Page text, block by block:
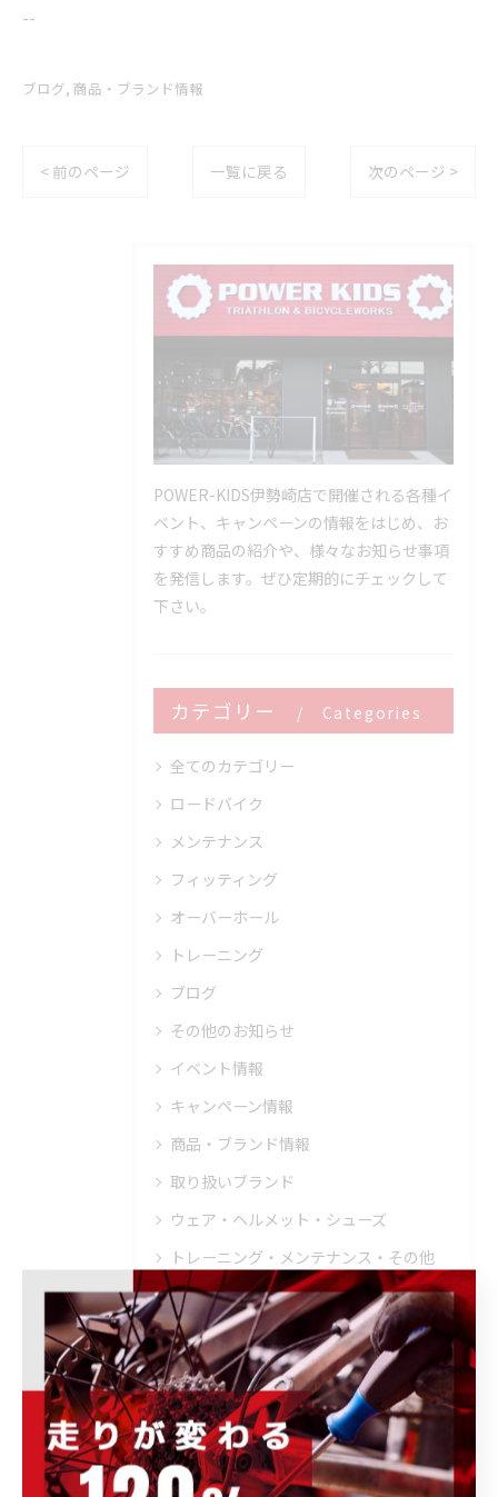
--
ブログ 商品・ブランド情報
< 前のページ 一覧に戻る 次のページ >
POWER-KIDS伊勢崎店で開催される各種イ
ベント、キャンペーンの情報をはじめ、お
すすめ商品の紹介や、様々なお知らせ事項
を発信します。ぜひ定期的にチェックして
下さい。
カテゴリー Categories
全てのカテゴリー
ロードバイク
メンテナンス
フィッティング
オーバーホール
トレーニング
ブログ
その他のお知らせ
イベント情報
キャンペーン情報
商品・ブランド情報
取り扱いブランド
ウェア・ヘルメット・シューズ
トレーニング・メンテナンス・その他
ホイール・パーツ・アクセサリー
完成車・フレーム
未分類
最近の投稿 Recent